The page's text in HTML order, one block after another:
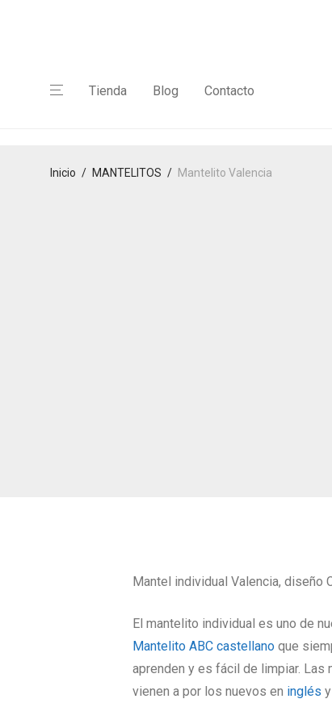
Tienda Blog Contacto
Inicio / MANTELITOS / Mantelito Valencia
Mantel individual Valencia, diseño
El mantelito individual es uno de
Mantelito ABC castellano que
aprenden y es fácil de limpiar.
vienen a por los nuevos en inglés y